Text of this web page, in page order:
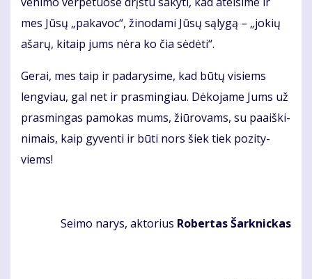
mes Jū­sų „pa­ka­voc“, ži­no­da­mi Jū­sų są­ly­gą – „jo­kių
aša­rų, ki­taip jums nė­ra ko čia sė­dė­ti“.
Ge­rai, mes taip ir pa­da­ry­si­me, kad bū­tų vi­siems
leng­viau, gal net ir pra­smin­giau. Dė­ko­ja­me Jums už
pra­smin­gas pa­mo­kas mums, žiū­ro­vams, su pa­aiš­ki­
ni­mais, kaip gy­ven­ti ir bū­ti nors šiek tiek po­zi­ty­
viems!
Sei­mo na­rys, ak­to­rius Ro­ber­tas Šar­knic­kas